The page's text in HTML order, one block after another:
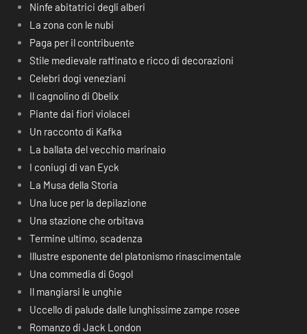
Ninfe abitatrici degli alberi
La zona con le nubi
Paga per il contribuente
Stile medievale raffinato e ricco di decorazioni
Celebri dogi veneziani
Il cagnolino di Obelix
Piante dai fiori violacei
Un racconto di Kafka
La ballata del vecchio marinaio
I coniugi di van Eyck
La Musa della Storia
Una luce per la depilazione
Una stazione che orbitava
Termine ultimo, scadenza
Illustre esponente del platonismo rinascimentale
Una commedia di Gogol
Il mangiarsi le unghie
Uccello di palude dalle lunghissime zampe rosee
Romanzo di Jack London